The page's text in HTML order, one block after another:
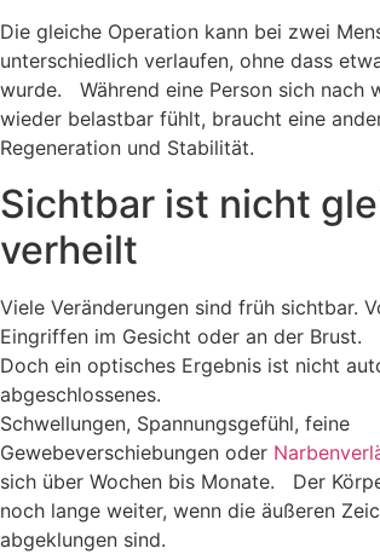
Die gleiche Operation kann bei zwei
unterschiedlich verlaufen, ohne dass
wurde. Während eine Person sich nach
wieder belastbar fühlt, braucht eine
Regeneration und Stabilität.
Sichtbar ist nicht
verheilt
Viele Veränderungen sind früh sichtbar.
Eingriffen im Gesicht oder an der Brust.
Doch ein optisches Ergebnis ist nicht
abgeschlossenes.
Schwellungen, Spannungsgefühl, feine
Gewebeverschiebungen oder
sich über Wochen bis Monate. Der
noch lange weiter, wenn die äußeren
abgeklungen sind.